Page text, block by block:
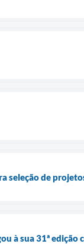
seleção de
à sua 31ª